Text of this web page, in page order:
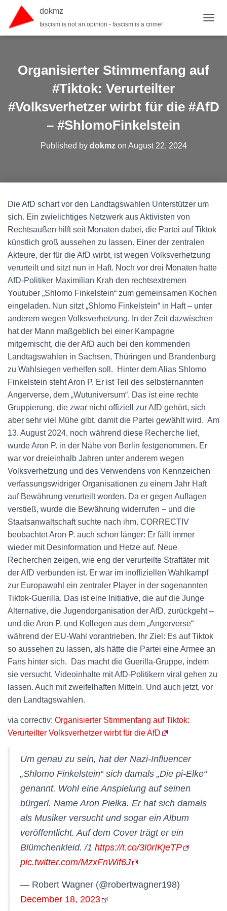
dokmz
fascism is not an opinion - fascism is a crime!
Organisierter Stimmenfang auf
#Tiktok: Verurteilter
#Volksverhetzer wirbt für die #AfD
– #ShlomoFinkelstein
Published by dokmzon August 22, 2024
Die AfD schart vor den Landtagswahlen Unterstützer um
sich. Ein zwielichtiges Netzwerk aus Aktivisten von
Rechtsaußen hilft seit Monaten dabei, die Partei auf Tiktok
künstlich groß aussehen zu lassen. Einer der zentralen
Akteure, der für die AfD wirbt, ist wegen Volksverhetzung
verurteilt und sitzt nun in Haft. Noch vor drei Monaten hatte
AfD-Politiker Maximilian Krah den rechtsextremen
Youtuber „Shlomo Finkelstein“ zum gemeinsamen Kochen
eingeladen. Nun sitzt „Shlomo Finkelstein“ in Haft – unter
anderem wegen Volksverhetzung. In der Zeit dazwischen
hat der Mann maßgeblich bei einer Kampagne
mitgemischt, die der AfD auch bei den kommenden
Landtagswahlen in Sachsen, Thüringen und Brandenburg
zu Wahlsiegen verhelfen soll. Hinter dem Alias Shlomo
Finkelstein steht Aron P. Er ist Teil des selbsternannten
Angerverse, dem „Wutuniversum“. Das ist eine rechte
Gruppierung, die zwar nicht offiziell zur AfD gehört, sich
aber sehr viel Mühe gibt, damit die Partei gewählt wird. Am
13. August 2024, noch während diese Recherche lief,
wurde Aron P. in der Nähe von Berlin festgenommen. Er
war vor dreieinhalb Jahren unter anderem wegen
Volksverhetzung und des Verwendens von Kennzeichen
verfassungswidriger Organisationen zu einem Jahr Haft
auf Bewährung verurteilt worden. Da er gegen Auflagen
verstieß, wurde die Bewährung widerrufen – und die
Staatsanwaltschaft suchte nach ihm. CORRECTIV
beobachtet Aron P. auch schon länger: Er fällt immer
wieder mit Desinformation und Hetze auf. Neue
Recherchen zeigen, wie eng der verurteilte Straftäter mit
der AfD verbunden ist. Er war im inoffiziellen Wahlkampf
zur Europawahl ein zentraler Player in der sogenannten
Tiktok-Guerilla. Das ist eine Initiative, die auf die Junge
Alternative, die Jugendorganisation der AfD, zurückgeht –
und die Aron P. und Kollegen aus dem „Angerverse“
während der EU-Wahl vorantrieben. Ihr Ziel: Es auf Tiktok
so aussehen zu lassen, als hätte die Partei eine Armee an
Fans hinter sich. Das macht die Guerilla-Gruppe, indem
sie versucht, Videoinhalte mit AfD-Politikern viral gehen zu
lassen. Auch mit zweifelhaften Mitteln. Und auch jetzt, vor
den Landtagswahlen.
via correctiv: Organisierter Stimmenfang auf Tiktok:
Verurteilter Volksverhetzer wirbt für die AfD
Um genau zu sein, hat der Nazi-Influencer
„Shlomo Finkelstein“ sich damals „Die pi-Elke“
genannt. Wohl eine Anspielung auf seinen
bürgerl. Name Aron Pielka. Er hat sich damals
als Musiker versucht und sogar ein Album
veröffentlicht. Auf dem Cover trägt er ein
Blümchenkleid. /1 https://t.co/3l0rIKjeTP
pic.twitter.com/MzxFnWif6J
— Robert Wagner (@robertwagner198)
December 18, 2023